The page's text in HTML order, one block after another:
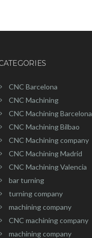
CNC Barcelona
CNC Machining
CNC Machining Barcelona
CNC Machining Bilbao
CNC Machining company
CNC Machining Madrid
CNC Machining Valencia
bar turning
turning company
machining company
CNC machining company
machining company